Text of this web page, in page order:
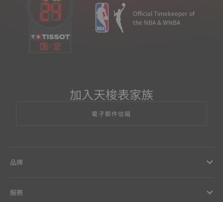
06: 12
Official Timekeeper of
the NBA & WNBA
加入天梭表家族
電子郵件信箱
品牌
服務